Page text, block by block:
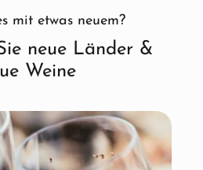
mit etwas neuem?
neue Länder &
Weine